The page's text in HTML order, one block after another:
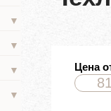
▼
▼
▼
▼
Цена